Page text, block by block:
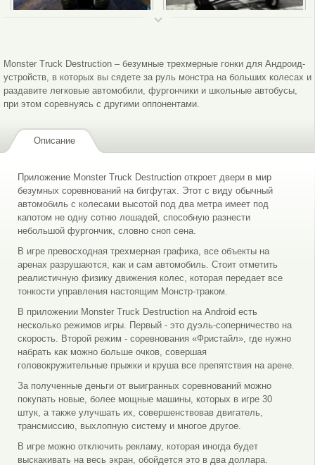
Monster Truck Destruction – безумные трехмерные гонки для Андроид-
устройств, в которых вы сядете за руль монстра на больших колесах и
раздавите легковые автомобили, фургончики и школьные автобусы,
при этом соревнуясь с другими оппонентами.
Описание
Приложение Monster Truck Destruction откроет двери в мир
безумных соревнований на бигфутах. Этот с виду обычный
автомобиль с колесами высотой под два метра имеет под
капотом не одну сотню лошадей, способную разнести
небольшой фургончик, словно сноп сена.
В игре превосходная трехмерная графика, все объекты на
аренах разрушаются, как и сам автомобиль. Стоит отметить
реалистичную физику движения колес, которая передает все
тонкости управления настоящим Монстр-траком.
В приложении Monster Truck Destruction на Android есть
несколько режимов игры. Первый - это дуэль-соперничество на
скорость. Второй режим - соревнования «Фристайл», где нужно
набрать как можно больше очков, совершая
головокружительные прыжки и круша все препятствия на арене.
За полученные деньги от выигранных соревнований можно
покупать новые, более мощные машины, которых в игре 30
штук, а также улучшать их, совершенствовав двигатель,
трансмиссию, выхлопную систему и многое другое.
В игре можно отключить рекламу, которая иногда будет
выскакивать на весь экран, обойдется это в два доллара.